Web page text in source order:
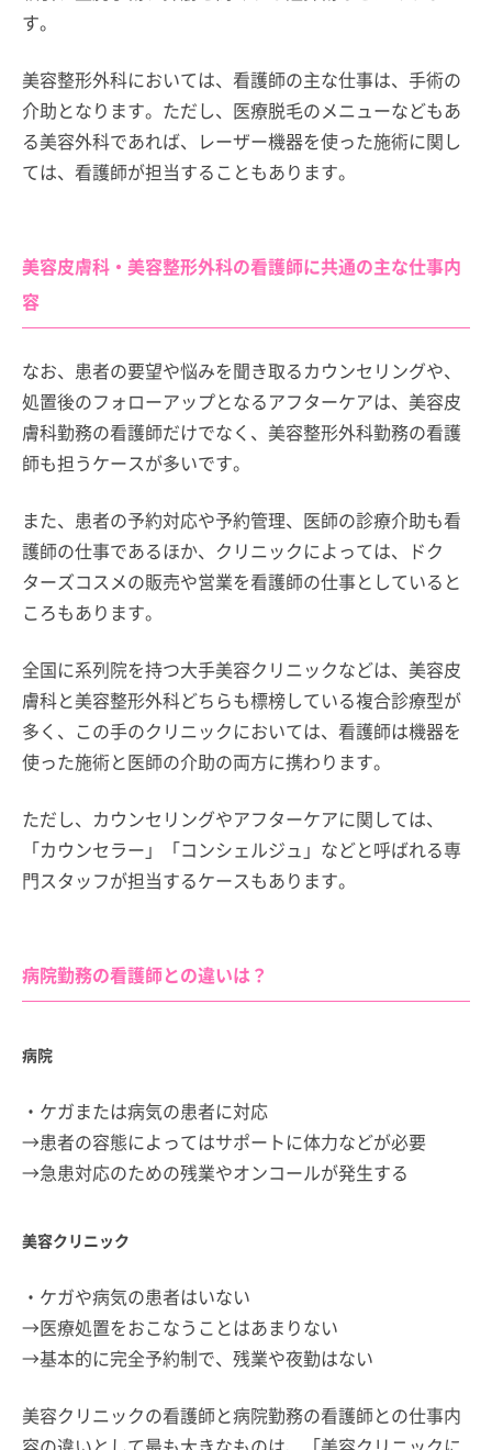
す。
美容整形外科においては、看護師の主な仕事は、手術の
介助となります。ただし、医療脱毛のメニューなどもあ
る美容外科であれば、レーザー機器を使った施術に関し
ては、看護師が担当することもあります。
美容皮膚科・美容整形外科の看護師に共通の主な仕事内
容
なお、患者の要望や悩みを聞き取るカウンセリングや、
処置後のフォローアップとなるアフターケアは、美容皮
膚科勤務の看護師だけでなく、美容整形外科勤務の看護
師も担うケースが多いです。
また、患者の予約対応や予約管理、医師の診療介助も看
護師の仕事であるほか、クリニックによっては、ドク
ターズコスメの販売や営業を看護師の仕事としていると
ころもあります。
全国に系列院を持つ大手美容クリニックなどは、美容皮
膚科と美容整形外科どちらも標榜している複合診療型が
多く、この手のクリニックにおいては、看護師は機器を
使った施術と医師の介助の両方に携わります。
ただし、カウンセリングやアフターケアに関しては、
「カウンセラー」「コンシェルジュ」などと呼ばれる専
門スタッフが担当するケースもあります。
病院勤務の看護師との違いは？
病院
・ケガまたは病気の患者に対応
→患者の容態によってはサポートに体力などが必要
→急患対応のための残業やオンコールが発生する
美容クリニック
・ケガや病気の患者はいない
→医療処置をおこなうことはあまりない
→基本的に完全予約制で、残業や夜勤はない
美容クリニックの看護師と病院勤務の看護師との仕事内